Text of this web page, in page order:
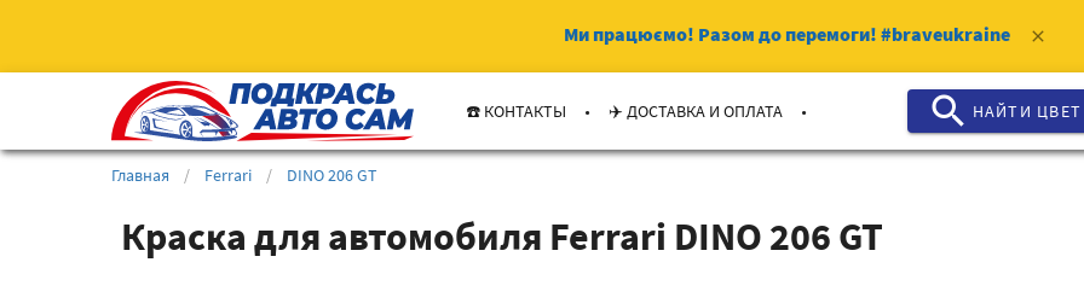
Ми працюємо! Разом до перемоги! #braveukraine clear
☎️ КОНТАКТЫ . ✈️ ДОСТАВКА И ОПЛАТА . search НАЙТИ ЦВЕТ
Главная / Ferrari / DINO 206 GT
Краска для автомобиля Ferrari DINO 206 GT